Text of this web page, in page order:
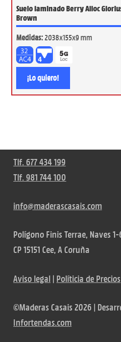
Suelo laminado Berry Alloc
Brown
Medidas:2038x155x9 mm
¡Lo quiero!
Tlf. 677 434 199
Tlf. 981 744 100
info@maderascasais.com
Polígono Finis Terrae, Naves 1-
CP 15151 Cee, A Coruña
Aviso legal | Políticia de Precios
©Maderas Casais 2026 |
Infortendas.com